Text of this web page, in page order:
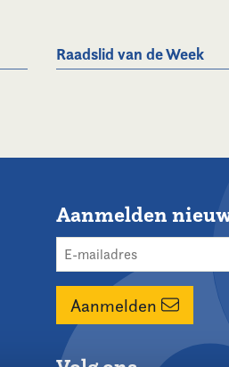
Raadslid van de Week
Aanmelden
Aanmelden